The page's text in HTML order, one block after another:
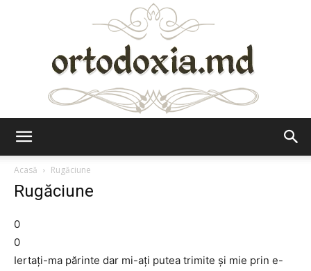
Acasă
Rugăciune
Rugăciune
0
0
Iertaţi-ma părinte dar mi-aţi putea trimite şi mie prin e-